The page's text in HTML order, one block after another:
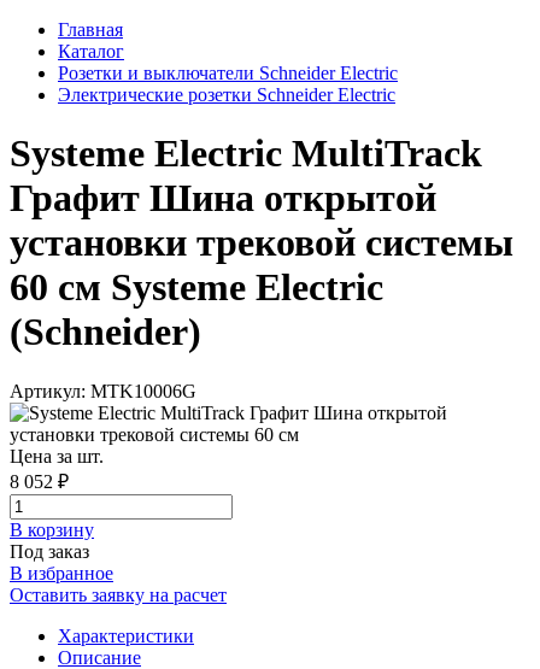
Главная
Каталог
Розетки и выключатели Schneider Electric
Электрические розетки Schneider Electric
Systeme Electric MultiTrack
Графит Шина открытой
установки трековой системы
60 см Systeme Electric
(Schneider)
Артикул: MTK10006G
Цена за шт.
8 052 ₽
В корзинy
Под заказ
В избранное
Оставить заявку на расчет
Характеристики
Описание